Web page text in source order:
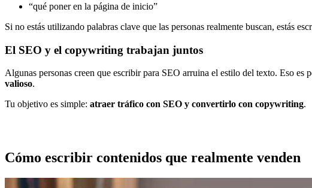
“qué poner en la página de inicio”
Si no estás utilizando palabras clave que las personas realmente buscan, estás
El SEO y el copywriting trabajan juntos
Algunas personas creen que escribir para SEO arruina el estilo del texto. Eso es
valioso.
Tu objetivo es simple: atraer tráfico con SEO y convertirlo con copywriting.
Cómo escribir contenidos que realmente venden